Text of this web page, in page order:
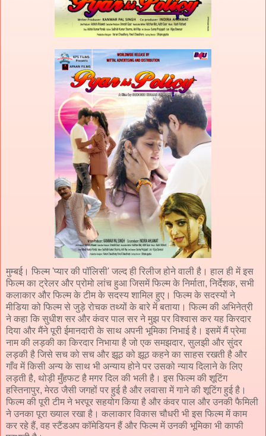
मुम्बई। फिल्म 'प्यार की पॉलिसी' जल्द ही रिलीज होने वाली है। हाल ही में इस
फिल्म का ट्रेलर और प्रोमो लांच हुआ जिसमें फिल्म के निर्माता, निर्देशक, सभी
कलाकार और फिल्म के टीम के सदस्य शामिल हुए। फिल्म के सदस्यों ने
मीडिया को फिल्म से जुड़े रोचक तथ्यों के बारे में बताया। फिल्म की अभिनेत्री
ने कहा कि सुधीश सर और कंवर पाल सर ने मुझ पर विश्वास कर यह किरदार
दिया और मैंने पूरी ईमानदारी के साथ अपनी भूमिका निभाई है। इसमें मैं प्रेमा
नाम की लड़की का किरदार निभाया है जो एक समझदार, सुलझी और सुंदर
लड़की है जिसे सच को सच और झूठ को झूठ कहने का साहस रखती है और
गाँव में किसी अन्य के साथ भी अन्याय होने पर उसको न्याय दिलाने के लिए
लड़ती है, थोड़ी मुँहफट है मगर दिल की भली है। इस फिल्म की शूटिंग
हस्तिनापुर, मेरठ जैसी जगहों पर हुई है और लवासा में गाने की शूटिंग हुई है।
फिल्म की पूरी टीम ने भरपूर सहयोग किया है और कंवर पाल और उनकी फैमिली
ने उनका पूरा ख्याल रखा है। कलाकार विकास चौधरी भी इस फिल्म में काम
कर रहे हैं, वह स्टैंडअप कॉमेडियन हैं और फिल्म में उनकी भूमिका भी काफी